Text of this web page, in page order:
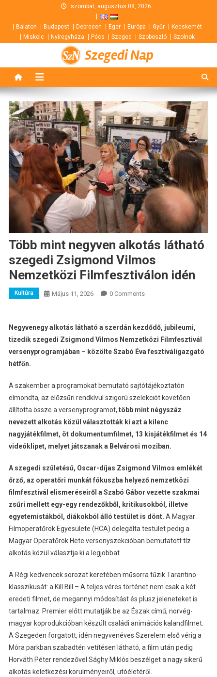
content
szombat, augusztus 08, 2026
Balaton Budapest Debrecen Eger Európa Győr
Kecskemét
Miskolc
Nyíregyháza Pécs Szeged Szoboszló Szolnok
Szegedi Nap
Több mint negyven alkotás látható
szegedi Zsigmond Vilmos
Nemzetközi Filmfesztiválon idén
Kultúra Május 11, 2026 0 Comments
Negyvenegy alkotás látható a szerdán kezdődő, jubileumi,
tizedik szegedi Zsigmond Vilmos Nemzetközi Filmfesztivál
versenyprogramjában – közölte Szabó Éva fesztiváligazgató
hétfőn.
A szakember a programokat bemutató sajtótájékoztatón
elmondta, az előzsűri rendkívül szigorú szelekciót követően
állította össze a versenyprogramot, több mint négyszáz
nevezett alkotás közül választották ki azt a kilenc
nagyjátékfilmet, öt dokumentumfilmet, 13 kisjátékfilmet és 14
videóklipet, melyet játszanak a Belvárosi moziban.
A szegedi születésű, Oscar-díjas Zsigmond Vilmos emlékét
őrző, az operatőri munkát fókuszba helyező nemzetközi
filmfesztivál elismeréseiről a Szabó Gábor vezette szakmai
zsűri mellett egy-egy rendezőkből, kritikusokból, illetve
egyetemistákból, diákokból álló testület is dönt. A Magyar
Filmoperatőrök Egyesülete (HCA) delegálta testület pedig a
Magyar Operatőrök Hete versenyszekcióban bemutatott tíz
alkotás közül választja ki a legjobbat.
A Régi kedvencek sorozat keretében műsorra tűzik Tarantino
klasszikusát: a Kill Bill – A teljes véres történet nem csak a két
eredeti filmet, de megannyi módosítást és plusz jeleneteket is
tartalmaz. Premier előtt mutatják be az Észak című, norvég-
magyar koprodukcióban készült családi animációs kalandfilmet.
A Szegeden forgatott, idén negyvenéves Szerelem első vérig a
Móra parkban szabadtéri vetítésen látható, a film után pedig
Horváth Péter rendezővel Sághy Miklós beszélget a nagy sikerű
alkotás keletkezési körülményeiről, utóéletéről.